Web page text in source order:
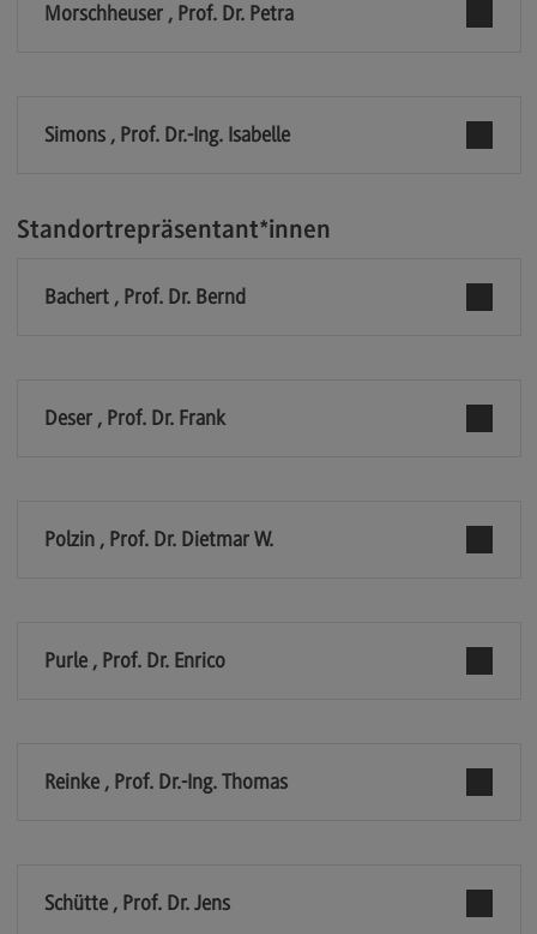
Kontakt
Modulangebot
Berufsperspektiven
Finance
General Business Management
Berufsperspektiven
Governance Sozialer Arbeit
Kontakt
Morschheuser , Prof. Dr. Petra
Simons , Prof. Dr.-Ing. Isabelle
Standortrepräsentant*innen
Bachert , Prof. Dr. Bernd
Deser , Prof. Dr. Frank
Polzin , Prof. Dr. Dietmar W.
Purle , Prof. Dr. Enrico
Reinke , Prof. Dr.-Ing. Thomas
Schütte , Prof. Dr. Jens